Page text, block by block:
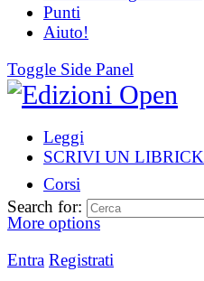
Punti
Aiuto!
Toggle Side Panel
Leggi
SCRIVI UN LIBRICK
Corsi
More options
Entra Registrati
Search for: